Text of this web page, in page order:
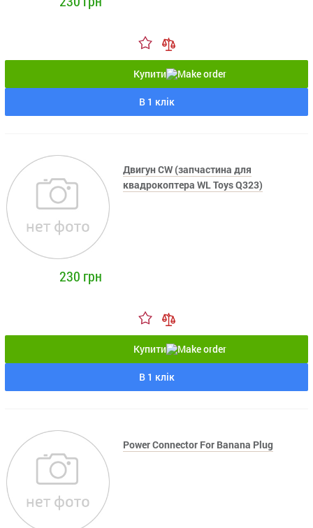
Купити
В 1 клік
Двигун CW (запчастина для
квадрокоптера WL Toys Q323)
230 грн
Купити
В 1 клік
Power Connector For Banana Plug